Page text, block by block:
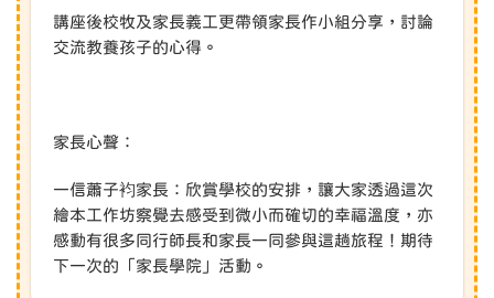
講座後校牧及家長義工更帶領家長作小組分享，討論
交流教養孩子的心得。
家長心聲：
一信蕭子袀家長：欣賞學校的安排，讓大家透過這次
繪本工作坊察覺去感受到微小而確切的幸福溫度，亦
感動有很多同行師長和家長一同參與這趟旅程！期待
下一次的「家長學院」活動。